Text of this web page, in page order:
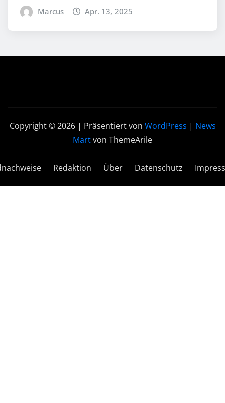
Marcus Apr. 13, 2025
Copyright © 2026 | Präsentiert von WordPress | News
Martvon ThemeArile
Redaktion Über Datenschutz